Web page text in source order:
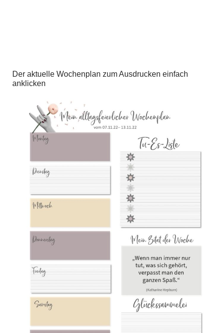
Der aktuelle Wochenplan zum Ausdrucken einfach
anklicken